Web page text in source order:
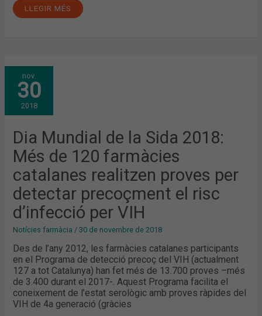
LLEGIR MÉS
nov.
30
2018
Dia Mundial de la Sida 2018:
Més de 120 farmàcies
catalanes realitzen proves per
detectar precoçment el risc
d’infecció per VIH
Notícies farmàcia /30 de novembre de 2018
Des de l’any 2012, les farmàcies catalanes participants
en el Programa de detecció precoç del VIH (actualment
127 a tot Catalunya) han fet més de 13.700 proves –més
de 3.400 durant el 2017-. Aquest Programa facilita el
coneixement de l’estat serològic amb proves ràpides del
VIH de 4a generació (gràcies
DIA
MUNDIAL
DE
LA
SIDA
2018:
MÉS
120
FARMÀCIES
CATALANES
REALITZEN
PROVES
PER
DETECTAR
PRECOÇMENT
EL
RISC
D’INFECCIÓ
PER
VIH